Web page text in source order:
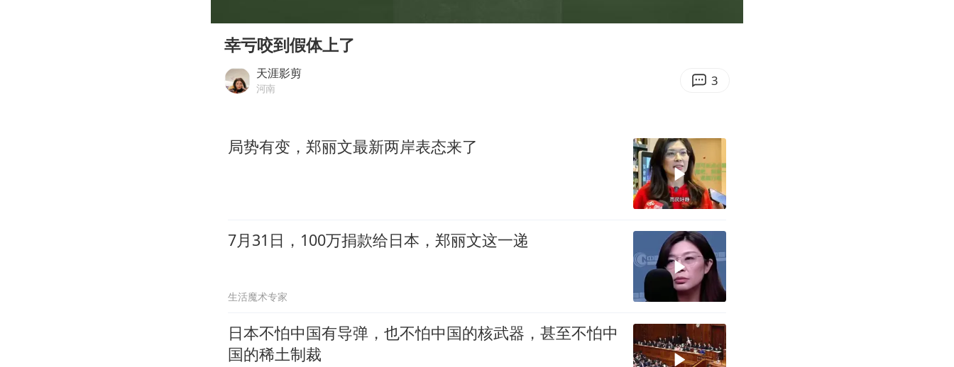
河南某医院2.33亿工程串标案细节披露
男子杀人后逃进深山21年活得像野人
OpenAI为免费用户升级GPT-5.6 Luna
幸亏咬到假体上了
天涯影剪
河南 3
局势有变，郑丽文最新两岸表态来了
7月31日，100万捐款给日本，郑丽文这一递
生活魔术专家
日本不怕中国有导弹，也不怕中国的核武器，甚至不怕中
国的稀土制裁